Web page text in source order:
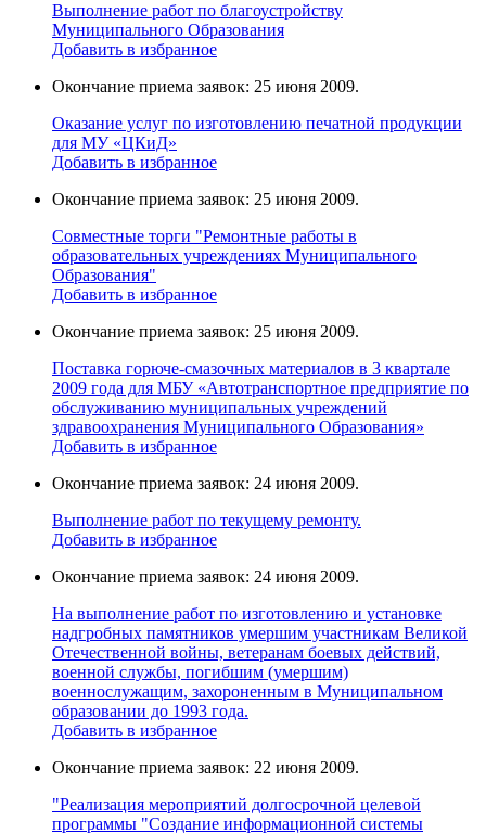
Выполнение работ по благоустройству
Муниципального Образования
Добавить в избранное
Окончание приема заявок: 25 июня 2009.
Оказание услуг по изготовлению печатной продукции
для МУ «ЦКиД»
Добавить в избранное
Окончание приема заявок: 25 июня 2009.
Cовместные торги "Ремонтные работы в
образовательных учреждениях Муниципального
Образования"
Добавить в избранное
Окончание приема заявок: 25 июня 2009.
Поставка горюче-смазочных материалов в 3 квартале
2009 года для МБУ «Автотранспортное предприятие по
обслуживанию муниципальных учреждений
здравоохранения Муниципального Образования»
Добавить в избранное
Окончание приема заявок: 24 июня 2009.
Выполнение работ по текущему ремонту.
Добавить в избранное
Окончание приема заявок: 24 июня 2009.
На выполнение работ по изготовлению и установке
надгробных памятников умершим участникам Великой
Отечественной войны, ветеранам боевых действий,
военной службы, погибшим (умершим)
военнослужащим, захороненным в Муниципальном
образовании до 1993 года.
Добавить в избранное
Окончание приема заявок: 22 июня 2009.
"Реализация мероприятий долгосрочной целевой
программы "Создание информационной системы